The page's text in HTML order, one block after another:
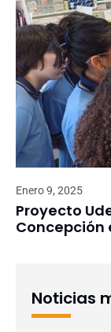
Enero 9, 2025
Proyecto
Concepción
Noticias